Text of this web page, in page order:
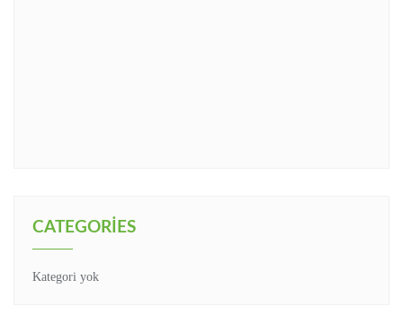
CATEGORIES
Kategori yok